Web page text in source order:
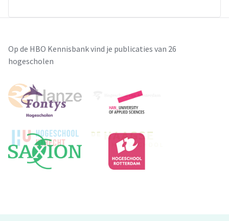
Op de HBO Kennisbank vind je publicaties van 26
hogescholen